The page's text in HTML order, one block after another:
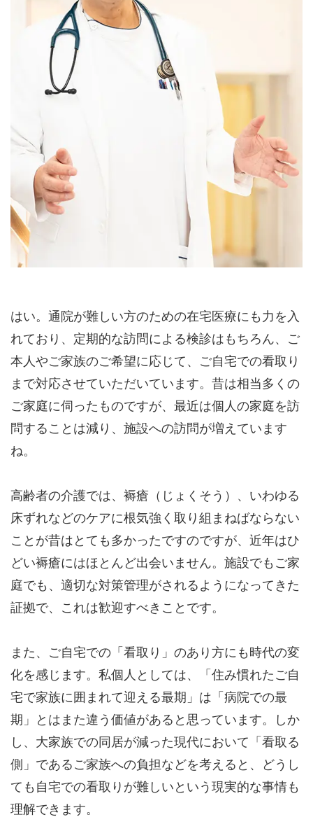
はい。通院が難しい方のための在宅医療にも力を入
れており、定期的な訪問による検診はもちろん、ご
本人やご家族のご希望に応じて、ご自宅での看取り
まで対応させていただいています。昔は相当多くの
ご家庭に伺ったものですが、最近は個人の家庭を訪
問することは減り、施設への訪問が増えています
ね。
高齢者の介護では、褥瘡（じょくそう）、いわゆる
床ずれなどのケアに根気強く取り組まねばならない
ことが昔はとても多かったですのですが、近年はひ
どい褥瘡にはほとんど出会いません。施設でもご家
庭でも、適切な対策管理がされるようになってきた
証拠で、これは歓迎すべきことです。
また、ご自宅での「看取り」のあり方にも時代の変
化を感じます。私個人としては、「住み慣れたご自
宅で家族に囲まれて迎える最期」は「病院での最
期」とはまた違う価値があると思っています。しか
し、大家族での同居が減った現代において「看取る
側」であるご家族への負担などを考えると、どうし
ても自宅での看取りが難しいという現実的な事情も
理解できます。